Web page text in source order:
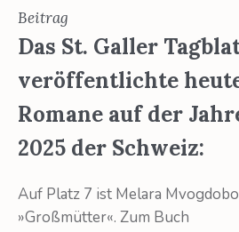
Beitrag
Das St. Galler
veröffentlichte
Romane auf der
2025 der Schweiz:
Auf Platz 7 ist Melara
»Großmütter«. Zum Buch